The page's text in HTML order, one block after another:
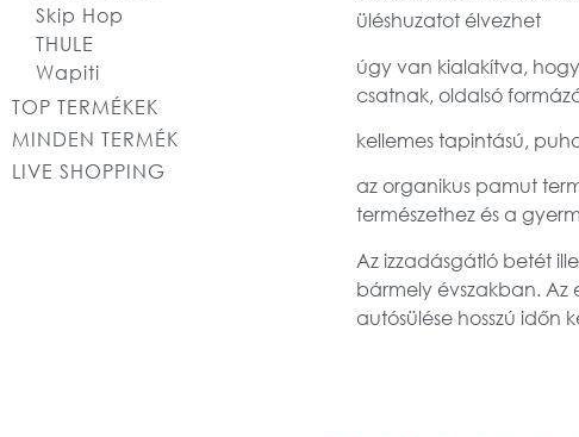
Skip Hop
THULE
Wapiti
TOP TERMÉKEK
MINDEN TERMÉK
LIVE SHOPPING
üléshuzatot élvezhet
úgy van kialakítva,
csatnak, oldalsó
kellemes tapintású,
az organikus pamut
természethez és a
Az izzadásgátló betét
bármely évszakban. Az
autósülése hosszú időn